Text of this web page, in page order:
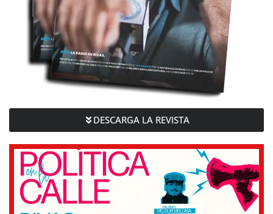
DESCARGA LA REVISTA